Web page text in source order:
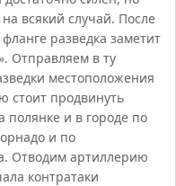
всякий случай. После
разведка заметит
Отправляем в ту
местоположения
стоит продвинуть
и в городе по
и по
Отводим артиллерию
контратаки